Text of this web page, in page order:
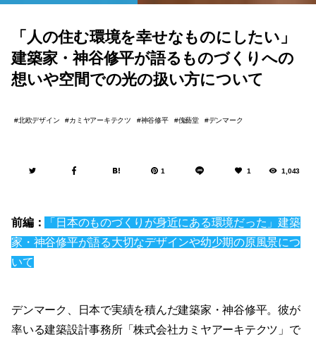
「人の住む環境を幸せなものにしたい」
建築家・神谷修平が語るものづくりへの
想いや空間での光の扱い方について
北欧デザイン カミヤアーキテクツ 神谷修平 傀藝堂 デンマーク
1 1 1,043
前編：
「日本のものづくりが身近にある環境だった」建築
家・神谷修平が語る大切なデザインや幼少期の原風景につ
いて
デンマーク、日本で実績を積んだ建築家・神谷修平。彼が
率いる建築設計事務所「株式会社カミヤアーキテクツ」で